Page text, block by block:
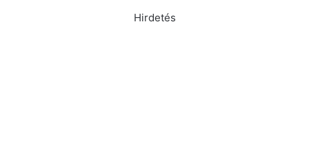
Hirdetés